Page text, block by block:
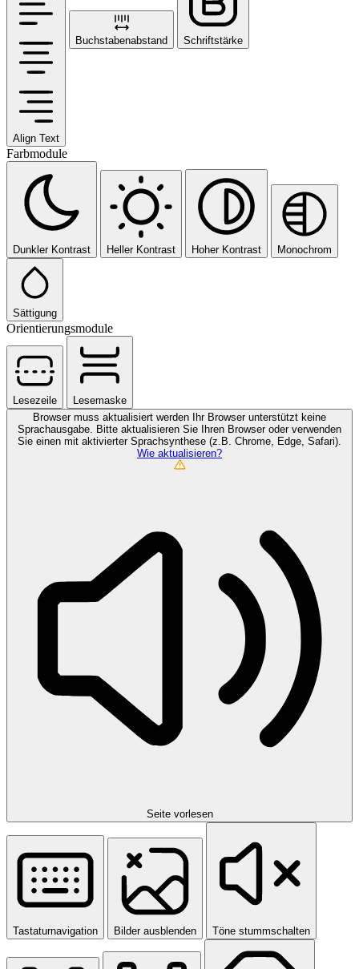
Align Text
Buchstabenabstand Schriftstärke
Farbmodule
Dunkler Kontrast Heller Kontrast Hoher Kontrast Monochrom
Sättigung
Orientierungsmodule
Lesezeile
Lesemaske
Browser muss aktualisiert werden
Ihr Browser unterstützt keine
Sprachausgabe. Bitte aktualisieren Sie Ihren Browser oder verwenden
Sie einen mit aktivierter Sprachsynthese (z.B. Chrome, Edge, Safari).
Wie aktualisieren?
Seite vorlesen
Tastaturnavigation Bilder ausblenden Töne stummschalten